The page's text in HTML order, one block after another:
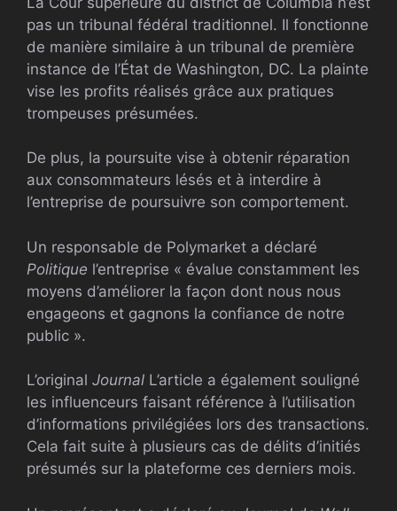
pas un tribunal fédéral traditionnel. Il fonctionne
de manière similaire à un tribunal de première
instance de l’État de Washington, DC. La plainte
vise les profits réalisés grâce aux pratiques
trompeuses présumées.
De plus, la poursuite vise à obtenir réparation
aux consommateurs lésés et à interdire à
l’entreprise de poursuivre son comportement.
Un responsable de Polymarket a déclaré
Politique l’entreprise « évalue constamment les
moyens d’améliorer la façon dont nous nous
engageons et gagnons la confiance de notre
public ».
L’original Journal L’article a également souligné
les influenceurs faisant référence à l’utilisation
d’informations privilégiées lors des transactions.
Cela fait suite à plusieurs cas de délits d’initiés
présumés sur la plateforme ces derniers mois.